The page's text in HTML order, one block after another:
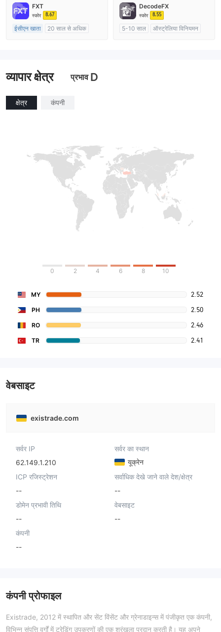
मुख्य-लेबल MT4
FXT
स्कोर 8.67
ईसीएन खाता
20 साल से अधिक
DecodeFX
स्कोर 8.55
5-10 साल
ऑस्ट्रेलिया विनियमन
व्यापार क्षेत्र प्रभाव D
क्षेत्र कंपनी
0 2 4 6 8 10
MY 2.52
PH 2.50
RO 2.46
TR 2.41
वेबसाइट
existrade.com
सर्वर IP
62.149.1.210
सर्वर का स्थान
यूक्रेन
ICP रजिस्ट्रेशन
--
सर्वाधिक देखे जाने वाले देश/क्षेत्र
--
डोमेन प्रभावी तिथि
--
वेबसाइट
--
कंपनी
--
कंपनी प्रोफाइल
Existrade, 2012 में स्थापित और सेंट विंसेंट और ग्रेनाडाइन्स में पंजीकृत एक कंपनी,
विभिन्न संपत्ति वर्गों में ट्रेडिंग उपकरणों की एक श्रृंखला प्रदान करती है। यह अपने